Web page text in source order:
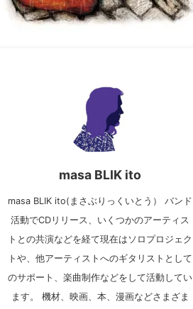
masa BLIK ito
masa BLIK ito(まさぶりっくいとう） バンド
活動でCDリリース、いくつかのアーティス
トとの共演などを経て現在はソロプロジェク
トや、他アーティストへのギタリストとして
のサポート、楽曲制作などをして活動してい
ます。 機材、映画、本、漫画などさまざま